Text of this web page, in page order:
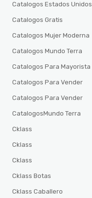
Catalogos Estados Unidos
Catalogos Gratis
Catalogos Mujer Moderna
Catalogos Mundo Terra
Catalogos Para Mayorista
Catalogos Para Vender
Catalogos Para Vender
CatalogosMundo Terra
Cklass
Cklass
Cklass
Cklass Botas
Cklass Caballero